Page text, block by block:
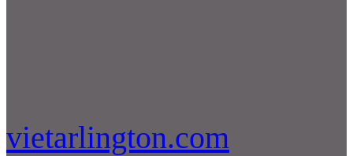
vietarlington.com